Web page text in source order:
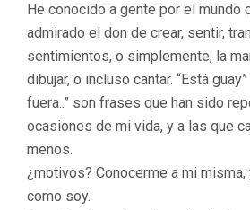
He conocido a gente por el mundo
admirado el don de crear, sentir,
sentimientos, o simplemente, la
dibujar, o incluso cantar. “Está guay”
fuera..” son frases que han sido
ocasiones de mi vida, y a las que
menos.
¿motivos? Conocerme a mi
como soy.